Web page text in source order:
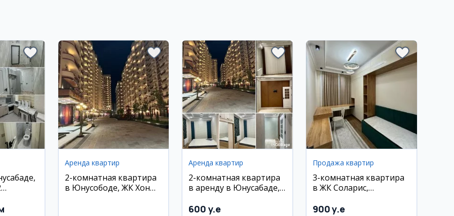
Аренда квартир
2-комнатная квартира
в Юнусободе, ЖК Хон
Аренда квартир
2-комнатная квартира
в аренду в Юнусабаде,
65 м²
600 y.e
Продажа квартир
3-комнатная квартира
в ЖК Соларис,
900 y.e